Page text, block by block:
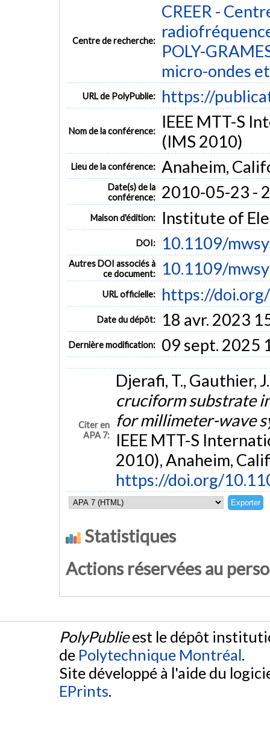
Centre de recherche:
CREER -
POLY-
micro-ondes
URL de PolyPublie: https://
Nom de la conférence:
IEEE MTT-S
(IMS 2010)
Lieu de la conférence: Anaheim,
Date(s) de la
conférence:
2010-05-23 -
Maison d'édition: Institute of
DOI: 10.1109/
Autres DOI associés à
ce document:
10.1109/
URL officielle: https://
Date du dépôt: 18 avr. 2023
Dernière modification: 09 sept. 2025
Citer en
APA 7:
Djerafi, T., Gauthier,
cruciform substrate
for millimeter-wave
IEEE MTT-S
2010), Anaheim,
https://doi.org/
Statistiques
Actions réservées au
PolyPublieest le dépôt
de Polytechnique Montréal.
Site développé à l'aide du
EPrints.